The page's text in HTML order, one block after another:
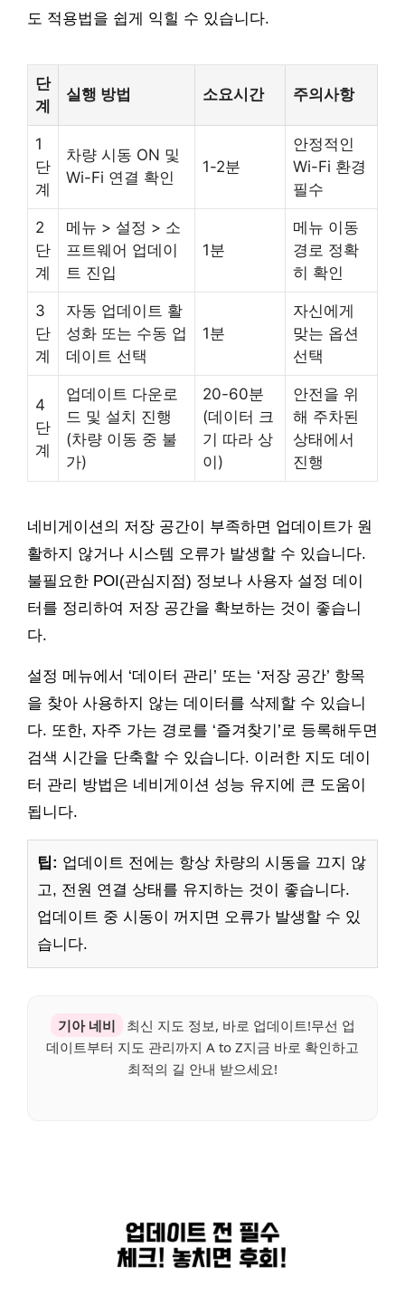
도 적용법을 쉽게 익힐 수 있습니다.
단
계
실행 방법 소요시간 주의사항
1
단
계
차량 시동 ON 및
Wi-Fi 연결 확인
1-2분
안정적인
Wi-Fi 환경
필수
2
단
계
메뉴 > 설정 > 소
프트웨어 업데이
트 진입
1분
메뉴 이동
경로 정확
히 확인
3
단
계
자동 업데이트 활
성화 또는 수동 업
데이트 선택
1분
자신에게
맞는 옵션
선택
4
단
계
업데이트 다운로
드 및 설치 진행
(차량 이동 중 불
가)
20-60분
(데이터 크
기 따라 상
이)
안전을 위
해 주차된
상태에서
진행
네비게이션의 저장 공간이 부족하면 업데이트가 원
활하지 않거나 시스템 오류가 발생할 수 있습니다.
불필요한 POI(관심지점) 정보나 사용자 설정 데이
터를 정리하여 저장 공간을 확보하는 것이 좋습니
다.
설정 메뉴에서 ‘데이터 관리’ 또는 ‘저장 공간’ 항목
을 찾아 사용하지 않는 데이터를 삭제할 수 있습니
다. 또한, 자주 가는 경로를 ‘즐겨찾기’로 등록해두면
검색 시간을 단축할 수 있습니다. 이러한 지도 데이
터 관리 방법은 네비게이션 성능 유지에 큰 도움이
됩니다.
팁: 업데이트 전에는 항상 차량의 시동을 끄지 않
고, 전원 연결 상태를 유지하는 것이 좋습니다.
업데이트 중 시동이 꺼지면 오류가 발생할 수 있
습니다.
기아 네비
최신 지도 정보, 바로 업데이트!무선 업
데이트부터 지도 관리까지 A to Z지금 바로 확인하고
최적의 길 안내 받으세요!